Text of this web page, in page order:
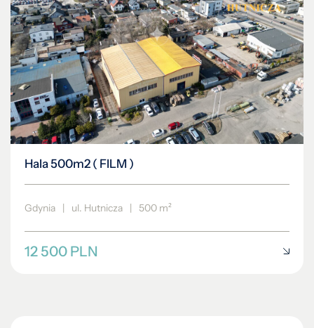
Hala 500m2 ( FILM )
Gdynia | ul. Hutnicza | 500 m²
12 500 PLN